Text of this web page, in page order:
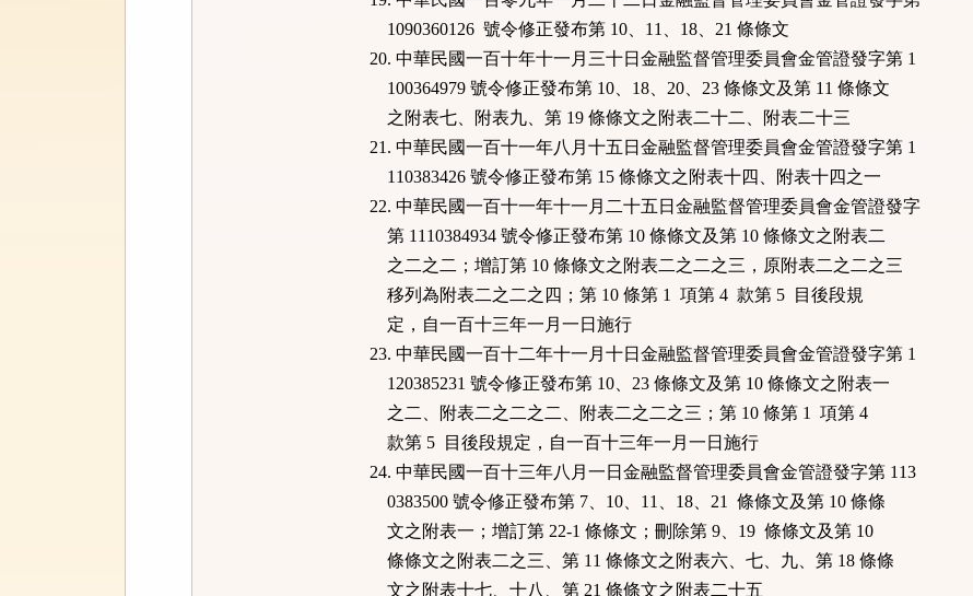
1090360126 號令修正發布第 10、11、18、21 條條文
20. 中華民國一百十年十一月三十日金融監督管理委員會金管證發字第 1
100364979 號令修正發布第 10、18、20、23 條條文及第 11 條條文
之附表七、附表九、第 19 條條文之附表二十二、附表二十三
21. 中華民國一百十一年八月十五日金融監督管理委員會金管證發字第 1
110383426 號令修正發布第 15 條條文之附表十四、附表十四之一
22. 中華民國一百十一年十一月二十五日金融監督管理委員會金管證發字
第 1110384934 號令修正發布第 10 條條文及第 10 條條文之附表二
之二之二；增訂第 10 條條文之附表二之二之三，原附表二之二之三
移列為附表二之二之四；第 10 條第 1 項第 4 款第 5 目後段規
定，自一百十三年一月一日施行
23. 中華民國一百十二年十一月十日金融監督管理委員會金管證發字第 1
120385231 號令修正發布第 10、23 條條文及第 10 條條文之附表一
之二、附表二之二之二、附表二之二之三；第 10 條第 1 項第 4
款第 5 目後段規定，自一百十三年一月一日施行
24. 中華民國一百十三年八月一日金融監督管理委員會金管證發字第 113
0383500 號令修正發布第 7、10、11、18、21 條條文及第 10 條條
文之附表一；增訂第 22-1 條條文；刪除第 9、19 條條文及第 10
條條文之附表二之三、第 11 條條文之附表六、七、九、第 18 條條
文之附表十七、十八、第 21 條條文之附表二十五